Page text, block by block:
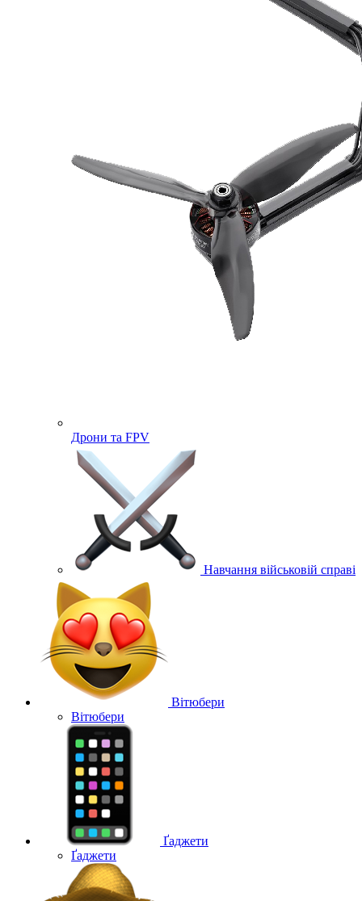
Дрони та FPV
Навчання військовій справі
Вітюбери
Вітюбери
Ґаджети
Ґаджети